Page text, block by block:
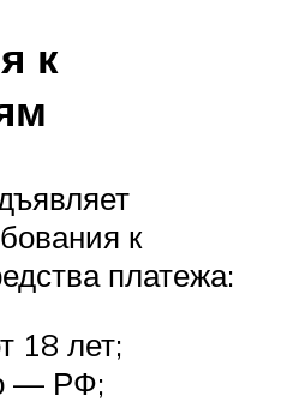
к
к
платежа:
18 лет;
— РФ;